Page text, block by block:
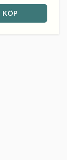
KÖP